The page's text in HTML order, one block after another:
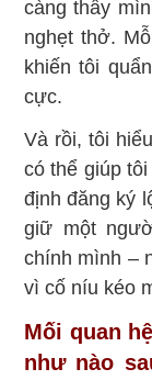
càng thấy
nghẹt thở.
khiến tôi
cực.
Và rồi, tôi
có thể giúp
định đăng ký
giữ một
chính mình –
vì cố níu kéo
Mối quan
như nào